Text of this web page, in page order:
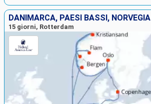
DANIMARCA, PAESI BASSI, NORVEGIA
15 giorni, Rotterdam